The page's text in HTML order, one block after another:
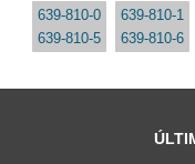
639-810-0 639-810-1
639-810-5
639-810-6